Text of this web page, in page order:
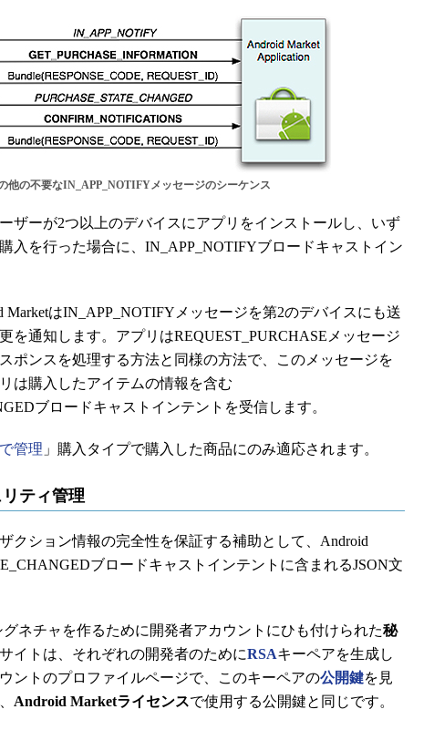
他の不要なIN_APP_NOTIFYメッセージのシーケンス
ザーが2つ以上のデバイスにアプリをインストールし、いず
入を行った場合に、IN_APP_NOTIFYブロードキャストイン
はIN_APP_NOTIFYメッセージを第2のデバイスにも送
を通知します。アプリはREQUEST_PURCHASEメッセージ
ポンスを処理する方法と同様の方法で、このメッセージを
は購入したアイテムの情報を含む
ブロードキャストインテントを受信します。
管理 」購入タイプで購入した商品にのみ適応されます。
ティ管理
クション情報の完全性を保証する補助として、Android
ブロードキャストインテントに含まれるJSON文
ネチャを作るために開発者アカウントにひも付けられた秘
イトは、それぞれの開発者のためにRSAキーペアを生成し
ントのプロファイルページで、このキーペアの公開鍵を見
Android Marketライセンスで使用する公開鍵と同じです。